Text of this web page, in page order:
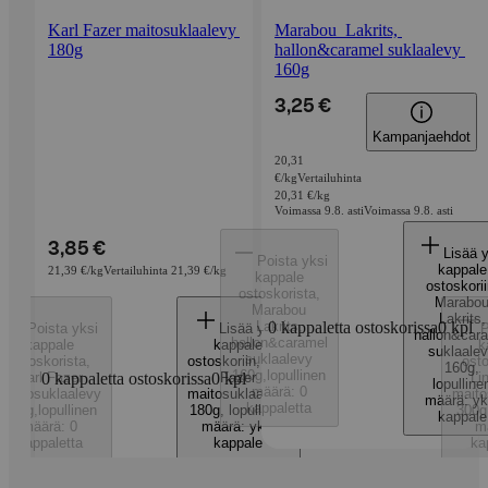
Karl Fazer maitosuklaalevy
180g
3,85 €
21,39 €/kgVertailuhinta 21,39 €/kg
Poista yksi
kappale
ostoskorista
Karl Fazer
180g lopullinen
määrä: 0
kappaletta
0 kappaletta ostoskorissa0 kpl
Lisää yksi
kappale
ostoskoriin,Karl
Fazer
maitosuklaalevy
180g, lopullinen
määrä: yksi
kappale
Marabou  Lakrits,
hallon&caramel suklaalevy
160g
3,25 €
Kampanjaehdot
20,31
€/kgVertailuhinta
20,31 €/kg
Voimassa 9.8. astiVoimassa 9.8. asti
Poista yksi
kappale
ostoskorista,
Marabou
Lakrits,
hallon&caramel
suklaalevy
160g, lopullinen
määrä: 0
kappaletta
0 kappaletta ostoskorissa0 kpl
Lisää
kappale
Marabou
Lakrits,
160g,
määrä:
kappale
300g